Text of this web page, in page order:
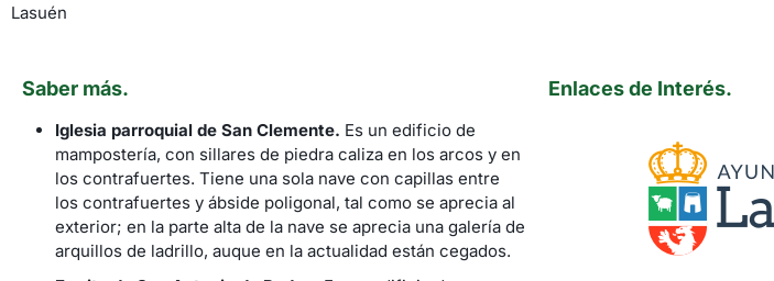
Lasuén
Saber más.
Iglesia parroquial de San Clemente. Es un edificio de
mampostería, con sillares de piedra caliza en los arcos y en
los contrafuertes. Tiene una sola nave con capillas entre
los contrafuertes y ábside poligonal, tal como se aprecia al
exterior; en la parte alta de la nave se aprecia una galería de
arquillos de ladrillo, auque en la actualidad están cegados.
Enlaces de Interés.